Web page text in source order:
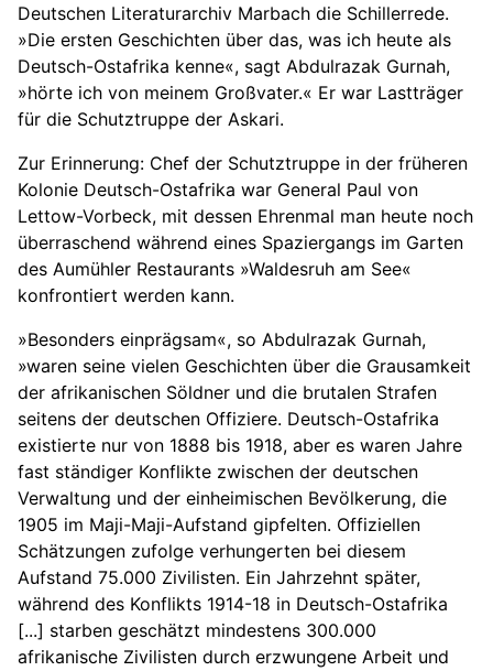
Deutschen Literaturarchiv Marbach die Schillerrede.
»Die ersten Geschichten über das, was ich heute als
Deutsch-Ostafrika kenne«, sagt Abdulrazak Gurnah,
»hörte ich von meinem Großvater.« Er war Lastträger
für die Schutztruppe der Askari.
Zur Erinnerung: Chef der Schutztruppe in der früheren
Kolonie Deutsch-Ostafrika war General Paul von
Lettow-Vorbeck, mit dessen Ehrenmal man heute noch
überraschend während eines Spaziergangs im Garten
des Aumühler Restaurants »Waldesruh am See«
konfrontiert werden kann.
»Besonders einprägsam«, so Abdulrazak Gurnah,
»waren seine vielen Geschichten über die Grausamkeit
der afrikanischen Söldner und die brutalen Strafen
seitens der deutschen Offiziere. Deutsch-Ostafrika
existierte nur von 1888 bis 1918, aber es waren Jahre
fast ständiger Konflikte zwischen der deutschen
Verwaltung und der einheimischen Bevölkerung, die
1905 im Maji-Maji-Aufstand gipfelten. Offiziellen
Schätzungen zufolge verhungerten bei diesem
Aufstand 75.000 Zivilisten. Ein Jahrzehnt später,
während des Konflikts 1914-18 in Deutsch-Ostafrika
[...] starben geschätzt mindestens 300.000
afrikanische Zivilisten durch erzwungene Arbeit und